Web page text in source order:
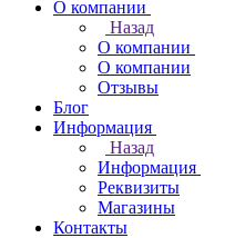
О компании
Назад
О компании
О компании
Отзывы
Блог
Информация
Назад
Информация
Реквизиты
Магазины
Контакты